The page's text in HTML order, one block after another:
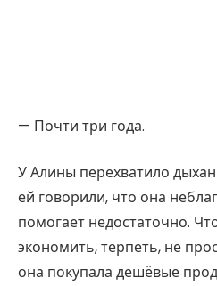
— Почти три года.
У Алины перехватило
ей говорили, что она
помогает недостаточно.
экономить, терпеть, не
она покупала дешёвые